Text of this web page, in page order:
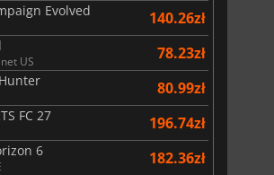
Evolved 140.26zł
US 78.23zł
80.99zł
FC 27 196.74zł
6 182.36zł